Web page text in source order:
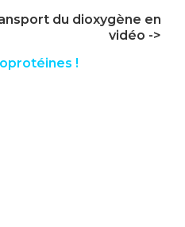
du dioxygène en
vidéo ->
!